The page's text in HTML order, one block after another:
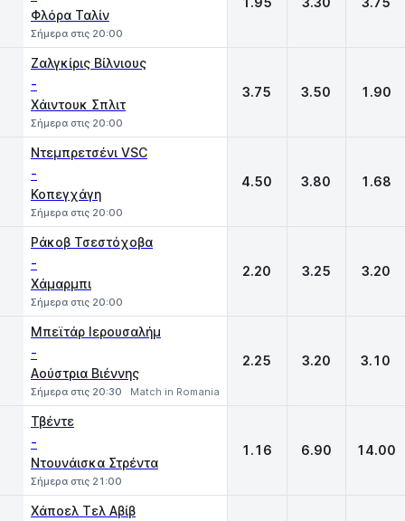
Φλόρα Ταλίν
Σήμερα στις 20:00
Ζαλγκίρις Βίλνιους
-
Χάιντουκ Σπλιτ
Σήμερα στις 20:00
3.75 3.50 1.90
Ντεμπρετσένι VSC
-
Κοπεγχάγη
Σήμερα στις 20:00
4.50 3.80 1.68
Ράκοβ Τσεστόχοβα
-
Χάμαρμπι
Σήμερα στις 20:00
2.20 3.25 3.20
Μπεϊτάρ Ιερουσαλήμ
-
Αούστρια Βιέννης
Σήμερα στις 20:30 Match in Romania
2.25 3.20 3.10
Τβέντε
-
Ντουνάισκα Στρέντα
Σήμερα στις 21:00
1.16 6.90 14.00
Χάποελ Τελ Αβίβ